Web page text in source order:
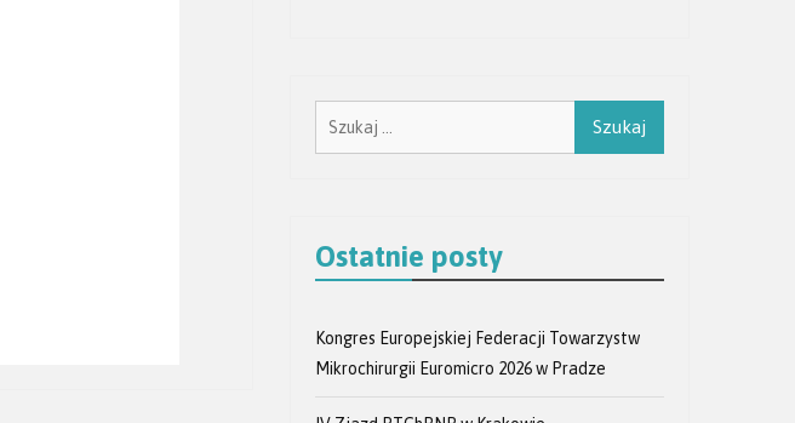
Ostatnie posty
Kongres Europejskiej Federacji Towarzystw
Mikrochirurgii Euromicro 2026 w Pradze